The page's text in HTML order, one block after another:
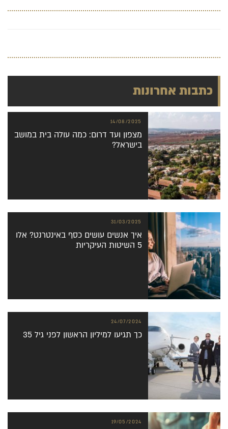
כתבות אחרונות
מצפון ועד דרום: כמה עולה בית במושב
בישראל?
14/08/2025
איך אנשים עושים כסף באינטרנט? אלו
5 השיטות העיקריות
31/03/2025
כך תגיעו למיליון הראשון לפני גיל 35
24/07/2024
19/05/2024